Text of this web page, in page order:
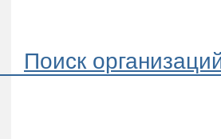
Поиск